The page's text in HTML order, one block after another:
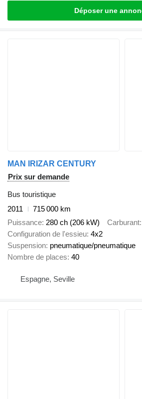
Déposer une
MAN IRIZAR CENTURY
Prix sur demande
Bus touristique
2011
715 000 km
Puissance 280 ch (206 kW) Carburant
Configuration de l'essieu 4x2
Suspension pneumatique/pneumatique
Nombre de places 40
Espagne, Seville